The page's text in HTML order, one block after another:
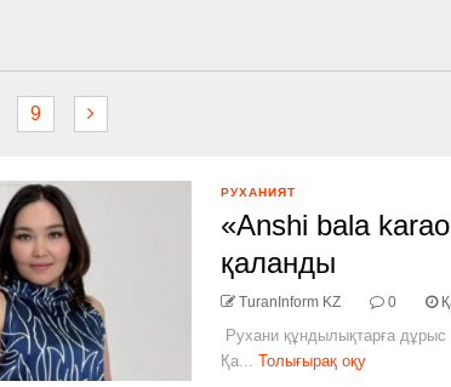
9
РУХАНИЯТ
«Anshi bala
қаланды
TuranInform KZ 0
Рухани құндылықтарға
Қа... Толығырақ оқу